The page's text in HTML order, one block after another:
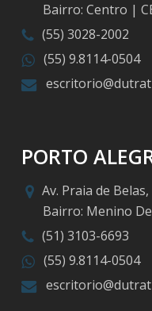
Bairro: Centro |
(55) 3028-2002
(55) 9.8114-0504
PORTO
Av. Praia de
Bairro: Menino
(51) 3103-6693
(55) 9.8114-0504